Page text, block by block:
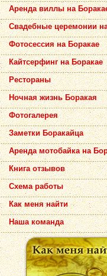
Аренда виллы на
Свадебные церемонии
Фотосессия на Боракае
Кайтсерфинг на Боракае
Рестораны
Ночная жизнь Боракая
Фотогалерея
Заметки Боракайца
Аренда мотобайка на
Книга отзывов
Схема работы
Как меня найти
Наша команда